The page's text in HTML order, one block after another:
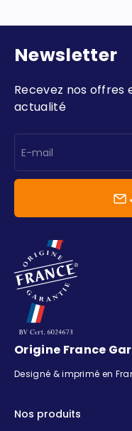
Newsletter
Recevez nos offres
actualité
E-mail
Origine France
Designé & imprimé en
Nos produits